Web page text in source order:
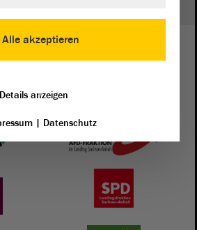
suivants sont
de Saxe-Anhalt:
Alle akzeptieren
Details anzeigen
| Datenschutz